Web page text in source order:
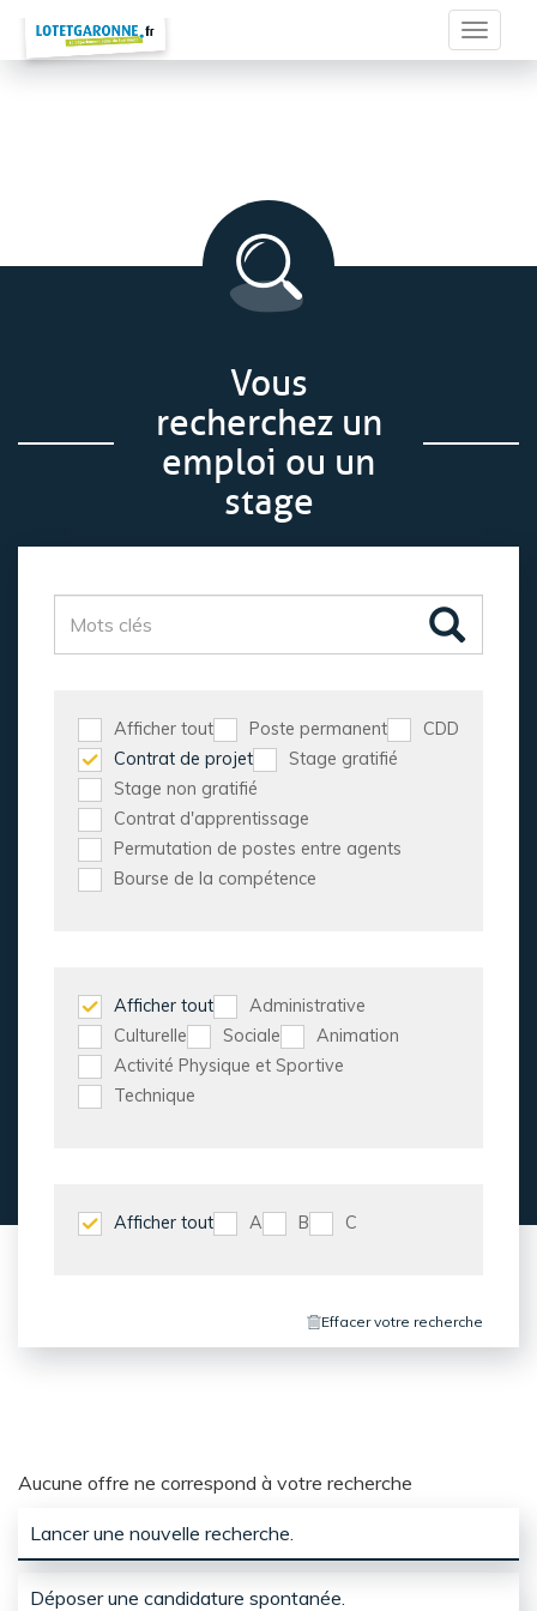
Vous
recherchez un
emploi ou un
stage
Afficher tout Poste permanent
CDD
Contrat de projet
Stage gratifié
Stage non gratifié
Contrat d'apprentissage
Permutation de postes entre agents
Bourse de la compétence
Afficher tout
Administrative
Culturelle
Sociale
Animation
Activité Physique et Sportive
Technique
Afficher tout A B C
Effacer votre recherche
Aucune offre ne correspond à votre recherche
Lancer une nouvelle recherche.
Déposer une candidature spontanée.